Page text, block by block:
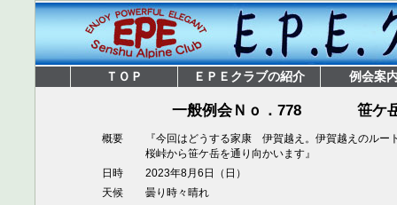
ＴＯＰ ＥＰＥクラブの紹介 例会案
一般例会Ｎｏ．778 笹ケ
概要
『今回はどうする家康 伊賀越え。伊賀越えのルー
桜峠から笹ケ岳を通り向かいます』
日時
2023年8月6日（日）
天候
曇り時々晴れ